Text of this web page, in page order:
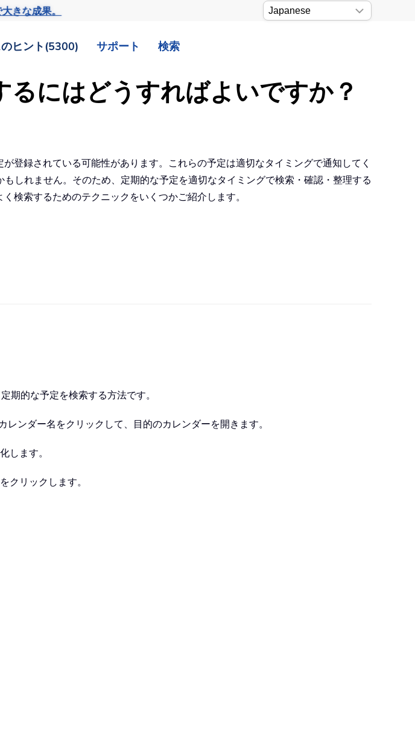
きな成果。
ヒント(5300) サポート 検索
にはどうすればよいですか？
録されている可能性があります。これらの予定は適切なタイミングで通知してく
しれません。そのため、定期的な予定を適切なタイミングで検索・確認・整理する
索するためのテクニックをいくつかご紹介します。
的な予定を検索する方法です。
ンダー名をクリックして、目的のカレンダーを開きます。
します。
クリックします。